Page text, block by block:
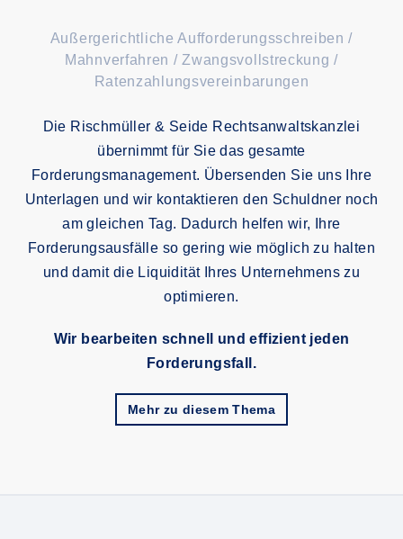
Außergerichtliche Aufforderungsschreiben /
Mahnverfahren / Zwangsvollstreckung /
Ratenzahlungsvereinbarungen
Die Rischmüller & Seide Rechtsanwaltskanzlei
übernimmt für Sie das gesamte
Forderungsmanagement. Übersenden Sie uns Ihre
Unterlagen und wir kontaktieren den Schuldner noch
am gleichen Tag. Dadurch helfen wir, Ihre
Forderungsausfälle so gering wie möglich zu halten
und damit die Liquidität Ihres Unternehmens zu
optimieren.
Wir bearbeiten schnell und effizient jeden
Forderungsfall.
Mehr zu diesem Thema